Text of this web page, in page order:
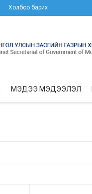
Холбоо барих
МЭДЭЭ МЭДЭЭЛЭЛ